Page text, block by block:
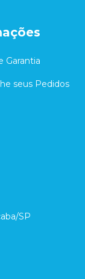
Garantia
seus Pedidos
SP